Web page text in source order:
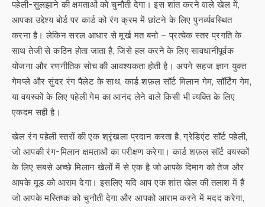
पहेली-सुलझाने की क्षमताओं को चुनौती देगा। इस शांत करने वाले खेल में,
आपका उद्देश्य बोर्ड पर कार्ड को रंग क्रम में छांटने के लिए पुनर्व्यवस्थित
करना है। लेकिन सरल आधार से मूर्ख मत बनो – प्रत्येक स्तर प्रगति के
साथ तेजी से कठिन होता जाता है, जिसे हल करने के लिए सावधानीपूर्वक
योजना और रणनीतिक सोच की आवश्यकता होती है। अपने सहज ज्ञान युक्त
गेमप्ले और सुंदर रंग पैलेट के साथ, कार्ड शफ़ल सॉर्ट मिलान गेम, सॉर्टिंग गेम,
या वयस्कों के लिए पहेली गेम का आनंद लेने वाले किसी भी व्यक्ति के लिए
एकदम सही है।
खेल रंग पहेली स्तरों की एक श्रृंखला प्रदान करता है, ग्रेडिएंट सॉर्ट पहेली,
जो आपकी रंग-मिलान क्षमताओं का परीक्षण करेगा। कार्ड शफ़ल सॉर्ट वयस्कों
के लिए सबसे अच्छे मिलान खेलों में से एक है जो आपके दिमाग को तेज और
आपके मूड को आराम देगा। इसलिए यदि आप एक शांत खेल की तलाश में हैं
जो आपके मस्तिष्क को चुनौती देगा और आपको आराम करने में मदद करेगा,